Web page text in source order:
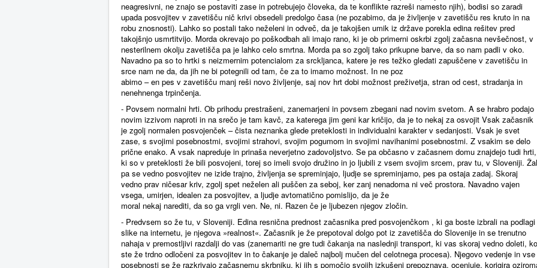
neagresivni, ne znajo se postaviti zase in potrebujejo človeka, da te konflikte razreši namesto njih), bodisi so zaradi
upada posvojitev v zavetišču nič krivi obsedeli predolgo časa (ne pozabimo, da je življenje v zavetišču res kruto in na
robu znosnosti). Lahko so postali tako neželeni in odveč, da je takojšen umik iz države porekla edina rešitev pred
takojšnjo usmrtitvijo. Morda okrevajo po poškodbah ali imajo rano, ki je ob primerni oskrbi zgolj začasna nevšečnost, v
nesterilnem okolju zavetišča pa je lahko celo smrtna. Morda pa so zgolj tako prikupne barve, da so nam padli v oko.
Navadno pa so to hrtki s neizmernim potencialom za srckljanca, katere je res težko gledati zapuščene v zavetišču in
srce nam ne da, da jih ne bi potegnili od tam, če za to imamo možnost. In ne poz
abimo – en pes v zavetišču manj reši novo življenje, saj nov hrt dobi možnost preživetja, stran od cest, stradanja in
nenehnenga trpinčenja.
- Povsem normalni hrti. Ob prihodu prestrašeni, zanemarjeni in povsem zbegani nad novim svetom. A se hrabro podajo
novim izzivom naproti in na srečo je tam kavč, za katerega jim geni kar kričijo, da je to nekaj za osvojit Vsak začasnik
je zgolj normalen posvojenček – čista neznanka glede preteklosti in individualni karakter v sedanjosti. Vsak je svet
zase, s svojimi posebnostmi, svojimi strahovi, svojim pogumom in svojimi navihanimi posebnostmi. Z vsakim se delo
prične enako. A vsak napreduje in prinaša neverjetno zadovoljstvo. Se pa občasno v začasnem domu znajdejo tudi hrti,
ki so v preteklosti že bili posvojeni, torej so imeli svojo družino in jo ljubili z vsem svojim srcem, prav tu, v Sloveniji. Žal
pa se vedno posvojitev ne izide trajno, življenja se spreminjajo, ljudje se spreminjamo, pes pa ostaja zadaj. Skoraj
vedno prav ničesar kriv, zgolj spet neželen ali puščen za seboj, ker zanj nenadoma ni več prostora. Navadno vajen
vsega, umirjen, idealen za posvojitev, a ljudje avtomatično pomislijo, da je že
moral nekaj narediti, da so ga vrgli ven. Ne, ni. Razen če je ljubezen njegov zločin.
- Predvsem so že tu, v Sloveniji. Edina resnična prednost začasnika pred posvojenčkom , ki ga boste izbrali na podlagi
slike na internetu, je njegova »realnost«. Začasnik je že prepotoval dolgo pot iz zavetišča do Slovenije in se trenutno
nahaja v premostljivi razdalji do vas (zanemariti ne gre tudi čakanja na naslednji transport, ki vas skoraj vedno doleti, ko
ste že trdno odločeni za posvojitev in to čakanje je daleč najbolj mučen del celotnega procesa). Njegovo vedenje in vse
posebnosti se že razkrivajo začasnemu skrbniku, ki jih s pomočjo svojih izkušenj prepoznava, ocenjuje, korigira